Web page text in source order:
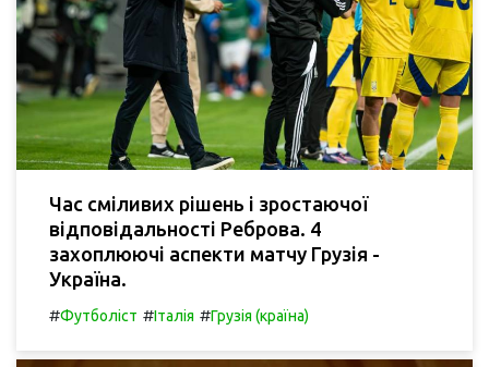
Час сміливих рішень і зростаючої
відповідальності Реброва. 4
захоплюючі аспекти матчу Грузія -
Україна.
#Футболіст #Італія #Грузія (країна)